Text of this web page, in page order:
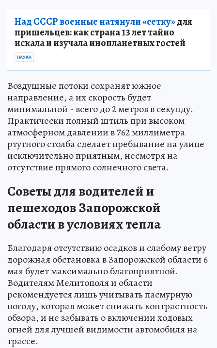
Над СССР военные натянули «сетку»для
пришельцев: как страна 13 лет тайно
искала и изучала инопланетных гостей
НАУКА
Воздушные потоки сохранят южное
направление, а их скорость будет
минимальной - всего до 2 метров в секунду.
Практически полный штиль при высоком
атмосферном давлении в 762 миллиметра
ртутного столба сделает пребывание на улице
исключительно приятным, несмотря на
отсутствие прямого солнечного света.
Советы для водителей и
пешеходов Запорожской
области в условиях тепла
Благодаря отсутствию осадков и слабому ветру
дорожная обстановка в Запорожской области 6
мая будет максимально благоприятной.
Водителям Мелитополя и области
рекомендуется лишь учитывать пасмурную
погоду, которая может снижать контрастность
обзора, и не забывать о включении ходовых
огней для лучшей видимости автомобиля на
трассе.